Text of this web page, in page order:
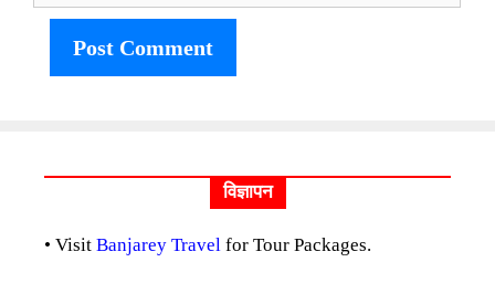
विज्ञापन
• Visit Banjarey Travel for Tour Packages.